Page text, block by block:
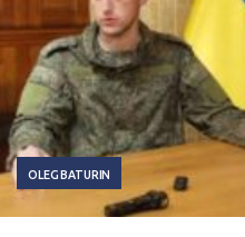
OLEG BATURIN